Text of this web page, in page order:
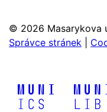
© 2026 Masarykova
Správce stránek